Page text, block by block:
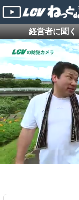
経営者に聞く